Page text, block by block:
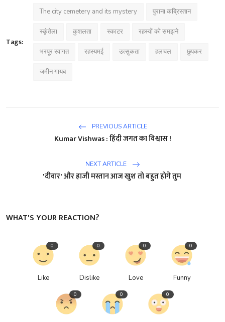
Tags:
The city cemetery and its mystery पुराना कब्रिस्तान
स्कृंतेला कुशलता स्काटर रहस्यों को समझने
भरपूर स्वागत रहस्यमई उत्सुकता हलचल छुपकर
जमीन गायब
PREVIOUS ARTICLE
Kumar Vishwas : हिंदी जगत का विश्वास !
NEXT ARTICLE
'दीवार' और हाजी मस्तान आज खुश तो बहुत होगे तुम
WHAT'S YOUR REACTION?
Like
0
Dislike
0
Love
0
Funny
0
0 0 0